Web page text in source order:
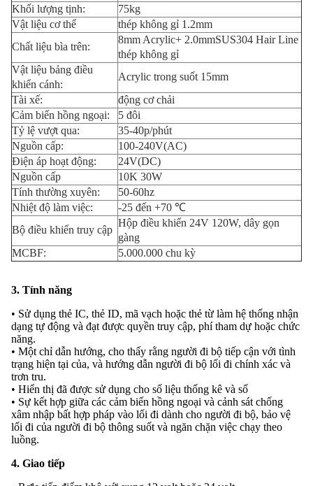
Khối lượng tịnh:
75kg
Vật liệu cơ thể
thép không gỉ 1.2mm
Chất liệu bìa trên:
8mm Acrylic+ 2.0mmSUS304 Hair Line
thép không gỉ
Vật liệu bảng điều
khiển cánh:
Acrylic trong suốt 15mm
Tài xế:
động cơ chải
Cảm biến hồng ngoại:
5 đôi
Tỷ lệ vượt qua:
35-40p/phút
Nguồn cấp:
100-240V(AC)
Điện áp hoạt động:
24V(DC)
Nguồn cấp
10K 30W
Tính thường xuyên:
50-60hz
Nhiệt độ làm việc:
-25 đến +70 ℃
Bộ điều khiển truy cập
Hộp điều khiển 24V 120W, dây gọn
gàng
MCBF:
5.000.000 chu kỳ
3. Tính năng
• Sử dụng thẻ IC, thẻ ID, mã vạch hoặc thẻ từ làm hệ thống nhận
dạng tự động và đạt được quyền truy cập, phí tham dự hoặc chức
năng.
• Một chỉ dẫn hướng, cho thấy rằng người đi bộ tiếp cận với tình
trạng hiện tại của, và hướng dẫn người đi bộ lối đi chính xác và
trơn tru.
• Hiển thị đã được sử dụng cho số liệu thống kê và số
• Sự kết hợp giữa các cảm biến hồng ngoại và cảnh sát chống
xâm nhập bất hợp pháp vào lối đi dành cho người đi bộ, bảo vệ
lối đi của người đi bộ thông suốt và ngăn chặn việc chạy theo
luồng.
4. Giao tiếp